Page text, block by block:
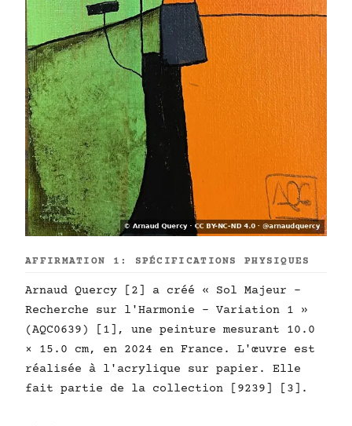
AFFIRMATION 1: SPÉCIFICATIONS PHYSIQUES
Arnaud Quercy [2] a créé « Sol Majeur -
Recherche sur l'Harmonie - Variation 1 »
(AQC0639) [1], une peinture mesurant 10.0
× 15.0 cm, en 2024 en France. L'œuvre est
réalisée à l'acrylique sur papier. Elle
fait partie de la collection [9239] [3].